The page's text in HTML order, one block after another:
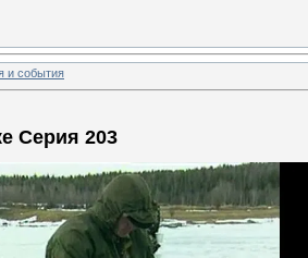
и события
Серия 203